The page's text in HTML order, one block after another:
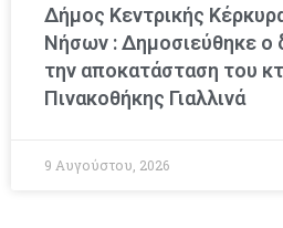
Δήμος Κεντρικής
Νήσων : Δημοσιεύθηκε ο
την αποκατάσταση του
Πινακοθήκης Γιαλλινά
9 Αυγούστου, 2026